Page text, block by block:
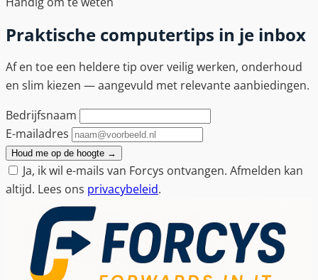
Praktische computertips in je inbox
Af en toe een heldere tip over veilig werken, onderhoud
en slim kiezen — aangevuld met relevante aanbiedingen.
Bedrijfsnaam
E-mailadres
Houd me op de hoogte →
Ja, ik wil e-mails van Forcys ontvangen. Afmelden kan
altijd. Lees ons privacybeleid.